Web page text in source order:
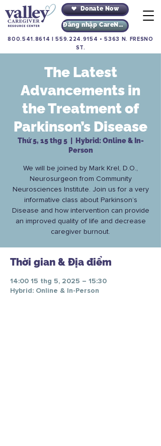
Donate Now
Đăng nhập CareNav
800.541.8614 |559.224.9154 •5363 N. FRESNO
ST.
The Latest
Advancements in
the Treatment of
Parkinson’s Disease
Thứ 5, 15 thg 5
  |
Hybrid: Online & In-
Person
We will be joined by Mark Krel, D.O.,
Neurosurgeon from Community
Neurosciences Institute. Join us for a very
informative class about Parkinson’s
Disease and how intervention can provide
an improved quality of life and decrease
caregiver burnout.
Thời gian & Địa điểm
14:00 15 thg 5, 2025 – 15:30
Hybrid: Online & In-Person